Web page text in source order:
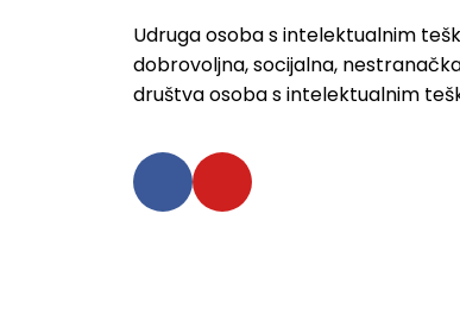
Udruga osoba s intelektualnim
dobrovoljna, socijalna,
društva osoba s intelektualnim